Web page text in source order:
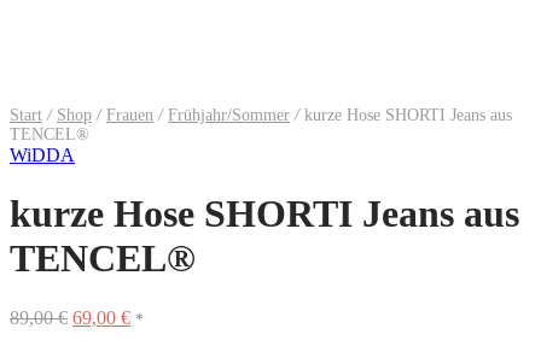
Start / Shop / Frauen / Frühjahr/Sommer /kurze Hose SHORTI Jeans aus
TENCEL®
WiDDA
kurze Hose SHORTI Jeans aus
TENCEL®
89,00€ Ursprünglicher
69,00 €Aktueller
*